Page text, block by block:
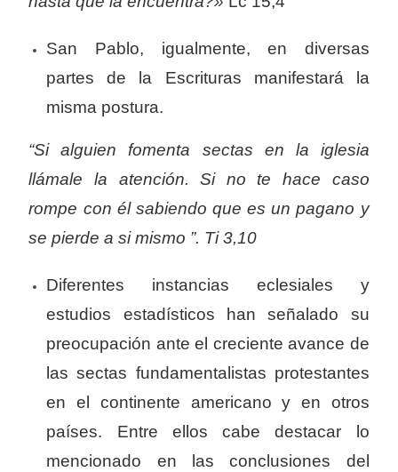
San Pablo, igualmente, en diversas
partes de la Escrituras manifestará la
misma postura.
“Si alguien fomenta sectas en la iglesia
llámale la atención. Si no te hace caso
rompe con él sabiendo que es un pagano y
se pierde a si mismo ”. Ti 3,10
Diferentes instancias eclesiales y
estudios estadísticos han señalado su
preocupación ante el creciente avance de
las sectas fundamentalistas protestantes
en el continente americano y en otros
países. Entre ellos cabe destacar lo
mencionado en las conclusiones del